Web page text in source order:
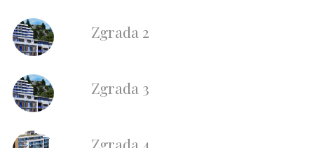
Zgrada 2
Zgrada 3
Zgrada 4